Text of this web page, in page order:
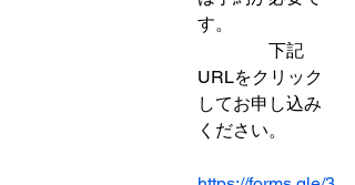
す。
下記
URLをクリック
してお申し込み
ください。